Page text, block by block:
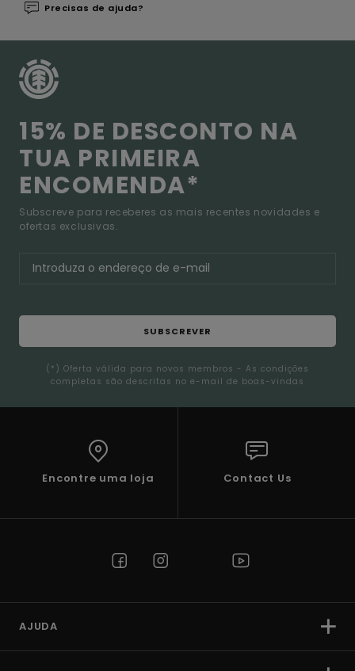
Precisas de ajuda?
15% DE DESCONTO NA
TUA PRIMEIRA
ENCOMENDA*
Subscreve para receberes as mais recentes novidades e
ofertas exclusivas.
SUBSCREVER
(*) Oferta válida para novos membros - As condições
completas são descritas no e-mail de boas-vindas
Encontre uma loja Contact Us
AJUDA